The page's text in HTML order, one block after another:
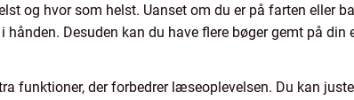
og hvor som helst. Uanset om du er på farten eller
Desuden kan du have flere bøger gemt på din
funktioner, der forbedrer læseoplevelsen. Du kan